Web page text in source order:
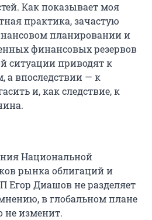
Как показывает моя
практика, зачастую
планировании и
финансовых резервов
ситуации приводят к
а впоследствии — к
и, как следствие, к
Национальной
рынка облигаций и
Диашов не разделяет
в глобальном плане
не изменит.